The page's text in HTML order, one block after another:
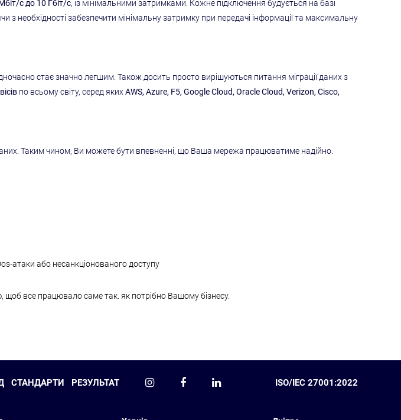
с до 10 Гбіт/с, із мінімальними затримками. Кожне підключення будується на базі
з необхідності забезпечити мінімальну затримку при передачі інформації та максимальну
стає значно легшим. Також досить просто вирішуються питання міграції даних з
по всьому світу, серед якихAWS, Azure, F5, Google Cloud, Oracle Cloud, Verizon, Cisco,
Таким чином, Ви можете бути впевненні, що Ваша мережа працюватиме надійно.
атаки або несанкціонованого доступу
все працювало саме так. як потрібно Вашому бізнесу.
СТАНДАРТИ РЕЗУЛЬТАТ ISO/IEC 27001:2022